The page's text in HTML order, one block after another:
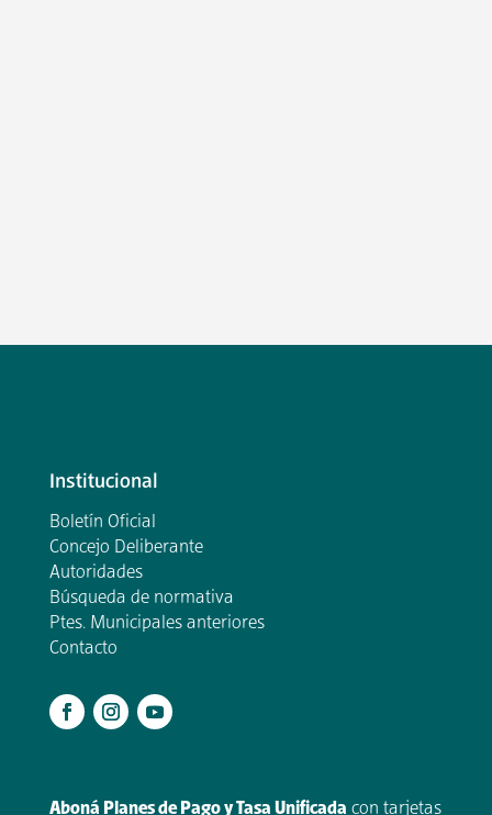
Institucional
Boletín Oficial
Concejo Deliberante
Autoridades
Búsqueda de normativa
Ptes. Municipales anteriores
Contacto
Aboná Planes de Pago y Tasa Unificada con tarjetas